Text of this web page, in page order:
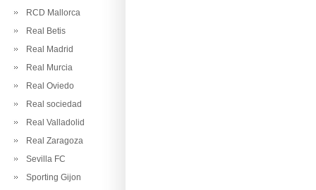
RCD Mallorca
Real Betis
Real Madrid
Real Murcia
Real Oviedo
Real sociedad
Real Valladolid
Real Zaragoza
Sevilla FC
Sporting Gijon